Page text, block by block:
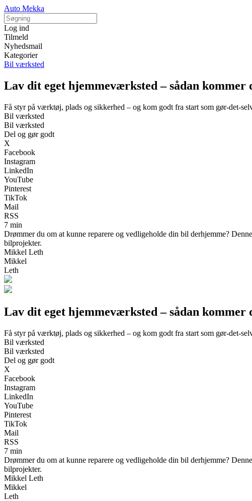
Auto Mekka
Log ind
Tilmeld
Nyhedsmail
Kategorier
Bil værksted
Lav dit eget hjemmeværksted – sådan
Få styr på værktøj, plads og sikkerhed – og kom godt fra start som gør-det-
Bil værksted
Bil værksted
Del og gør godt
X
Facebook
Instagram
LinkedIn
YouTube
Pinterest
TikTok
Mail
RSS
7 min
Drømmer du om at kunne reparere og vedligeholde din bil derhjemme?
bilprojekter.
Mikkel Leth
Mikkel
Leth
Lav dit eget hjemmeværksted – sådan
Få styr på værktøj, plads og sikkerhed – og kom godt fra start som gør-det-
Bil værksted
Bil værksted
Del og gør godt
X
Facebook
Instagram
LinkedIn
YouTube
Pinterest
TikTok
Mail
RSS
7 min
Drømmer du om at kunne reparere og vedligeholde din bil derhjemme?
bilprojekter.
Mikkel Leth
Mikkel
Leth